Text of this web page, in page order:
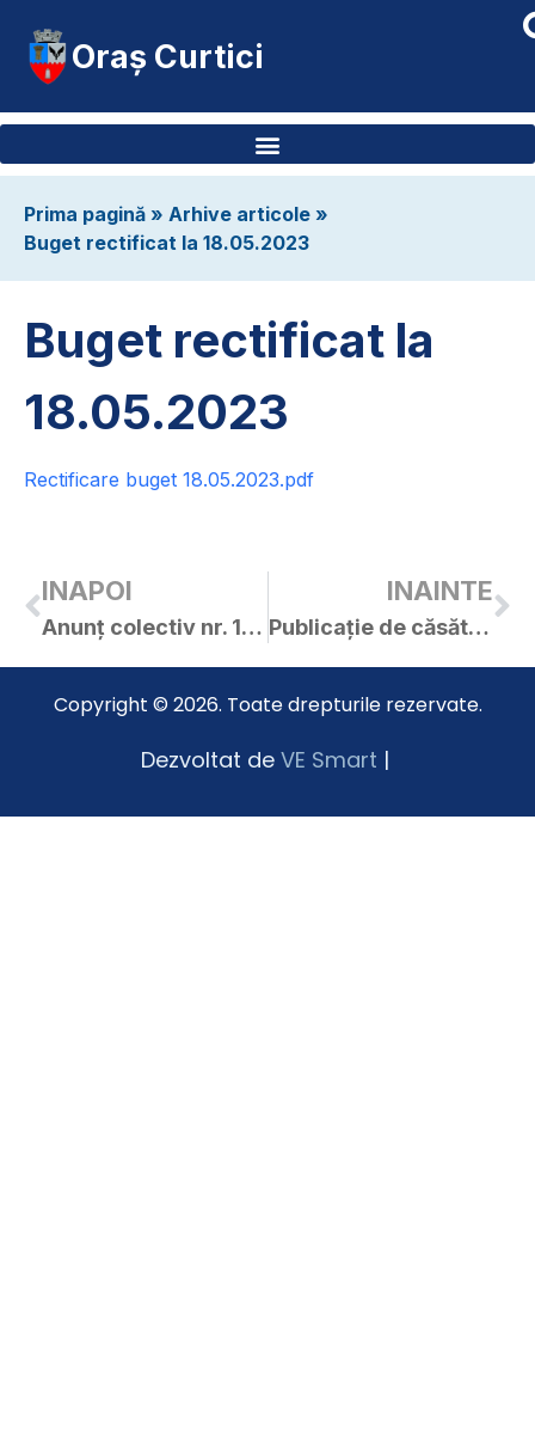
Oraș Curtici
Prima pagină » Arhive articole »
Buget rectificat la 18.05.2023
Buget rectificat la
18.05.2023
Rectificare buget 18.05.2023.pdf
INAPOI
Anunț colectiv nr. 14705 / 16.05.2023
INAINTE
Publicație de căsătorie – COVACI DANIEL / HODĂJEU NARCISA-ANA-MARIA
Copyright © 2026. Toate drepturile rezervate.
Dezvoltat de VE Smart |